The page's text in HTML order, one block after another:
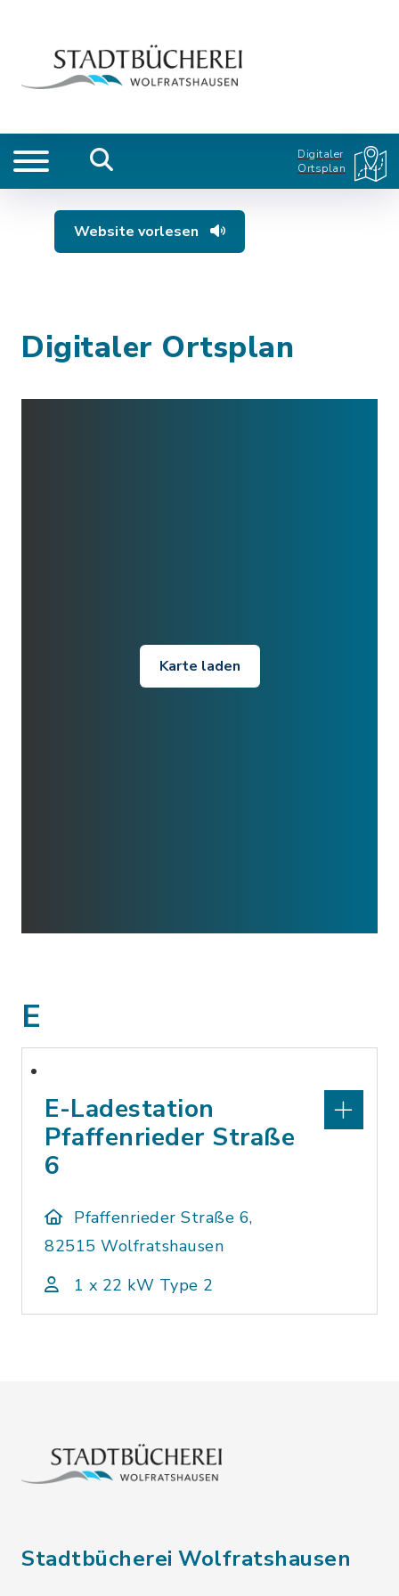
Digitaler
Ortsplan
Website vorlesen
Digitaler Ortsplan
Karte laden
E
E-Ladestation
Pfaffenrieder Straße
6
Pfaffenrieder Straße 6,
82515 Wolfratshausen
1 x 22 kW Type 2
Stadtbücherei Wolfratshausen